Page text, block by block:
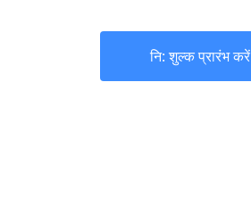
नि: शुल्क प्रारंभ करें